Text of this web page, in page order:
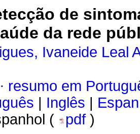
de
da rede
Ivaneide Leal
· resumo em
Inglês
(
pdf )